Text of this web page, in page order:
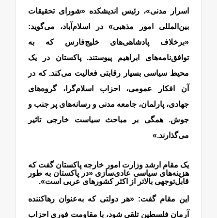
اسرار مدنی»، رئیس اندیشکده «شورای تحقیقات
بین‌المللی امور مذهبی» در اسلام‌آباد، می‌گوید:
«برخلاف پادشاهی‌های خلیج‌فارس که به
توافق‌نامه‌های ابراهیم پیوستند. پاکستان در یک
محیط سیاسی بسیار رقابتی فعالیت می‌کند. که در
آن افکار عمومی، احزاب اسلام‌گرا، گروه‌های
جهادی، پارلمان، جامعه مدنی و رسانه‌های پر جنب و
جوش. همگی بر مباحث سیاست خارجی تاثیر
می‌گذارند.»
یک مقام ارشد وزارت امور خارجه پاکستان گفت که
هزینه‌های سیاسی عادی‌سازی «در پاکستان به طور
قابل‌توجهی بالاتر از اکثر کشورهای عربی است».
این مقام گفت: «هر دولتی که به‌عنوان رهاکننده
آرمان فلسطین تلقی شود، با مقاومت فوری احزاب